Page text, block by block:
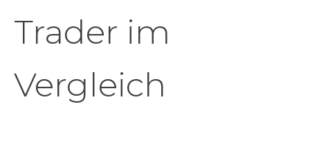
Trader im
Vergleich